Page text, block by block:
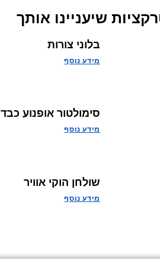
שיעניינו אותך
בלוני צורות
מידע נוסף
סימולטור אופנוע כבד
מידע נוסף
שולחן הוקי אוויר
מידע נוסף